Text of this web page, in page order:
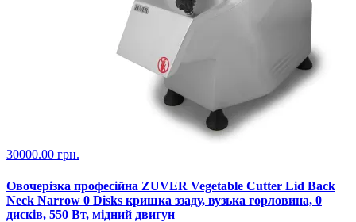
30000.00 грн.
Овочерізка професійна ZUVER Vegetable Cutter Lid Back
Neck Narrow 0 Disks кришка ззаду, вузька горловина, 0
дисків, 550 Вт, мідний двигун